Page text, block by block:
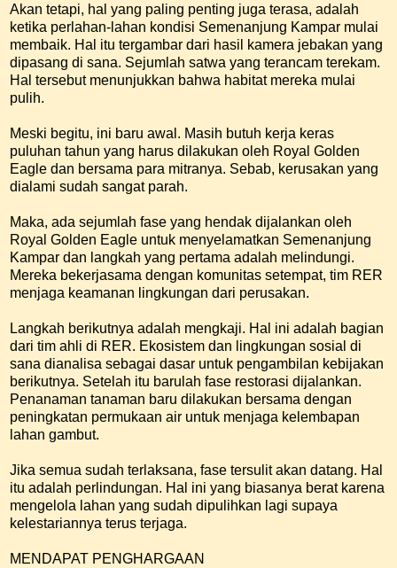
Akan tetapi, hal yang paling penting juga terasa, adalah
ketika perlahan-lahan kondisi Semenanjung Kampar mulai
membaik. Hal itu tergambar dari hasil kamera jebakan yang
dipasang di sana. Sejumlah satwa yang terancam terekam.
Hal tersebut menunjukkan bahwa habitat mereka mulai
pulih.
Meski begitu, ini baru awal. Masih butuh kerja keras
puluhan tahun yang harus dilakukan oleh Royal Golden
Eagle dan bersama para mitranya. Sebab, kerusakan yang
dialami sudah sangat parah.
Maka, ada sejumlah fase yang hendak dijalankan oleh
Royal Golden Eagle untuk menyelamatkan Semenanjung
Kampar dan langkah yang pertama adalah melindungi.
Mereka bekerjasama dengan komunitas setempat, tim RER
menjaga keamanan lingkungan dari perusakan.
Langkah berikutnya adalah mengkaji. Hal ini adalah bagian
dari tim ahli di RER. Ekosistem dan lingkungan sosial di
sana dianalisa sebagai dasar untuk pengambilan kebijakan
berikutnya. Setelah itu barulah fase restorasi dijalankan.
Penanaman tanaman baru dilakukan bersama dengan
peningkatan permukaan air untuk menjaga kelembapan
lahan gambut.
Jika semua sudah terlaksana, fase tersulit akan datang. Hal
itu adalah perlindungan. Hal ini yang biasanya berat karena
mengelola lahan yang sudah dipulihkan lagi supaya
kelestariannya terus terjaga.
MENDAPAT PENGHARGAAN